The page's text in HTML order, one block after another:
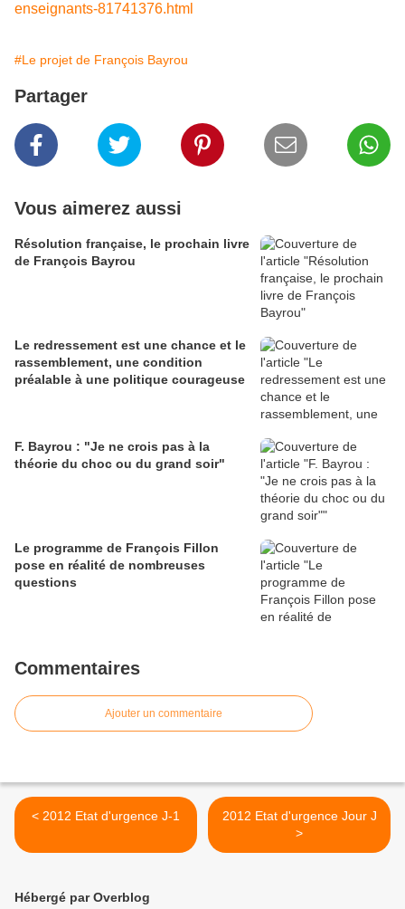
enseignants-81741376.html
#Le projet de François Bayrou
Partager
Vous aimerez aussi
Résolution française, le prochain livre
de François Bayrou
Le redressement est une chance et le
rassemblement, une condition
préalable à une politique courageuse
F. Bayrou : "Je ne crois pas à la
théorie du choc ou du grand soir"
Le programme de François Fillon
pose en réalité de nombreuses
questions
Commentaires
Ajouter un commentaire
< 2012 Etat d'urgence J-1
2012 Etat d'urgence Jour J
>
Hébergé par Overblog